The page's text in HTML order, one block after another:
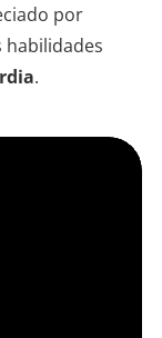
por
habilidades
.